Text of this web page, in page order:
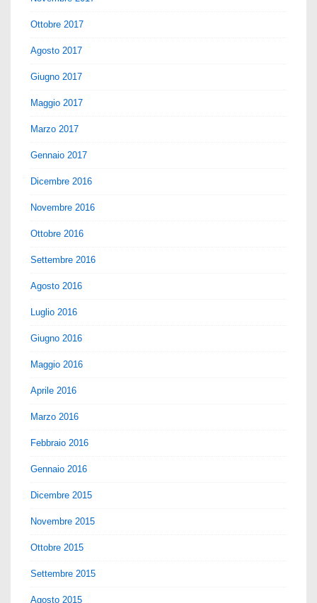
Ottobre 2017
Agosto 2017
Giugno 2017
Maggio 2017
Marzo 2017
Gennaio 2017
Dicembre 2016
Novembre 2016
Ottobre 2016
Settembre 2016
Agosto 2016
Luglio 2016
Giugno 2016
Maggio 2016
Aprile 2016
Marzo 2016
Febbraio 2016
Gennaio 2016
Dicembre 2015
Novembre 2015
Ottobre 2015
Settembre 2015
Agosto 2015